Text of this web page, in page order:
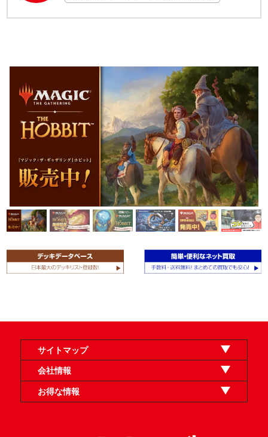
サイトマップ
オンラインショップ
買取
記事
選手一覧
デッキ検索
デッキ構築
イベント・大会
店舗のご案内
お問い合わせ
ヘルプ
FAQ
会社情報
利用規約
スタッフ募集
特定商取引法表示
個人情報保護方針
企業情報
お得な情報